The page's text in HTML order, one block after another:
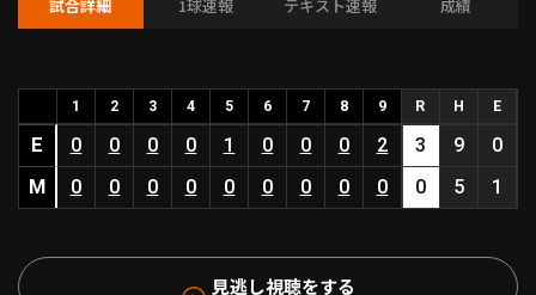
HOME
動画
試合詳細 1球速報 テキスト速報 成績
1 2 3 4 5 6 7 8 9 R H E
E 0 0 0 0 1 0 0 0 2 3 9
0
M
0 0 0 0 0 0 0 0 0 0 5 1
見逃し視聴をする